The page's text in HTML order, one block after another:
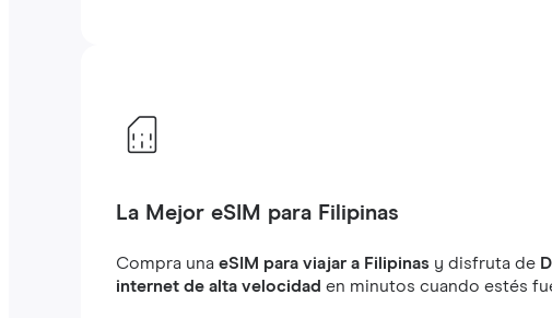
La Mejor eSIM para Filipinas
Compra unaeSIM para viajar a Filipinas y disfruta de
internet de alta velocidad en minutos cuando estés